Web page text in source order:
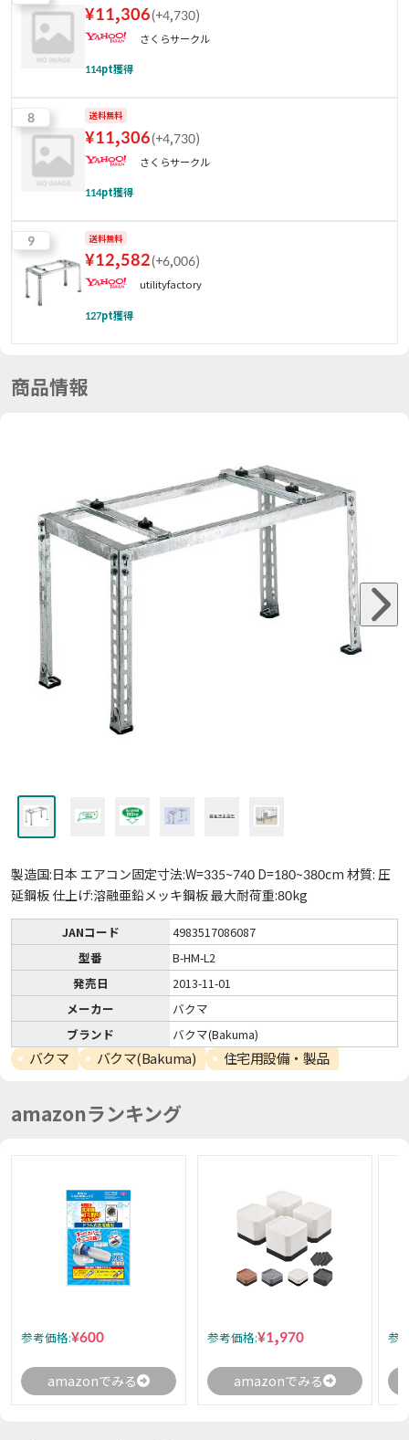
¥11,306(+4,730)
さくらサークル
114pt獲得
8 送料無料
¥11,306(+4,730)
さくらサークル
114pt獲得
9 送料無料
¥12,582(+6,006)
utilityfactory
127pt獲得
商品情報
製造国:日本 エアコン固定寸法:W=335~740 D=180~380cm 材質: 圧
延鋼板 仕上げ:溶融亜鉛メッキ鋼板 最大耐荷重:80kg
JANコード
4983517086087
型番
B-HM-L2
発売日
2013-11-01
メーカー
バクマ
ブランド
バクマ(Bakuma)
バクマ バクマ(Bakuma) 住宅用設備・製品
amazonランキング
参考価格:¥600
amazonでみる
参考価格:¥1,970
amazonでみる
参